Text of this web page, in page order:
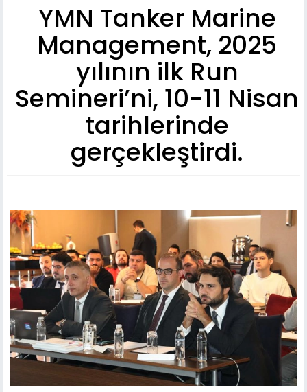
YMN Tanker Marine
Management, 2025
yılının ilk Run
Semineri’ni, 10-11 Nisan
tarihlerinde
gerçekleştirdi.